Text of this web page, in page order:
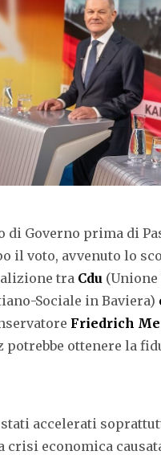
di Governo prima di
il voto, avvenuto lo
tra Cdu
Sociale in Baviera)
Friedrich
potrebbe ottenere la
accelerati
crisi economica